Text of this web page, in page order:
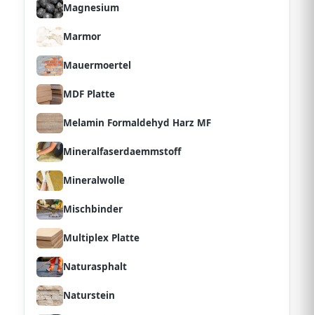
Magnesium
Marmor
Mauermoertel
MDF Platte
Melamin Formaldehyd Harz MF
Mineralfaserdaemmstoff
Mineralwolle
Mischbinder
Multiplex Platte
Naturasphalt
Naturstein